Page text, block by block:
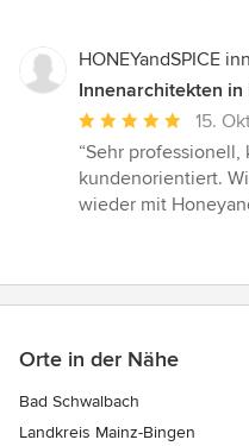
HONEYandSPICE
Innenarchitekten in
Durchschnittliche
Bewertung:
5
von
15.
“Sehr
kundenorientiert.
wieder mit
Orte in der Nähe
Bad Schwalbach
Landkreis Mainz-Bingen